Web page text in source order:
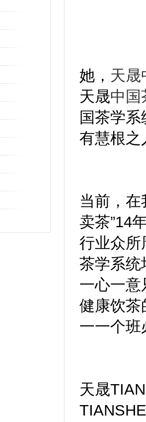
她， 天晟
天晟中国
国茶学
有慧根之
当前，
卖茶”14
行业众
茶学系统
一心一意
健康饮茶
一一个班
天晟